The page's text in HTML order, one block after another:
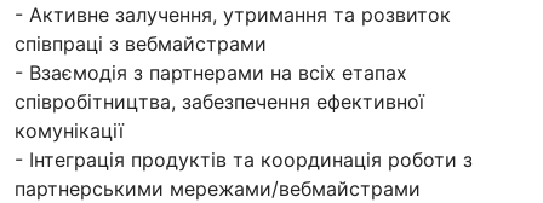
- Активне залучення, утримання та розвиток
співпраці з вебмайстрами
- Взаємодія з партнерами на всіх етапах
співробітництва, забезпечення ефективної
комунікації
- Інтеграція продуктів та координація роботи з
партнерськими мережами/вебмайстрами